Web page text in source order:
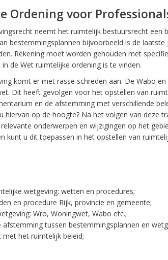
Ordening voor
neemt het ruimtelijk bestuursrecht een
bestemmingsplannen bijvoorbeeld is de laatste
Rekening moet worden gehouden met
de Wet ruimtelijke ordening is te vinden.
komt er met rasse schreden aan. De Wabo
Dit heeft gevolgen voor het opstellen van
en de afstemming met verschillende
hiervan op de hoogte? Na het volgen van deze
onderwerpen en wijzigingen op het
kunt u dit toepassen in het opstellen van
wetgeving: wetten en procedures;
en procedure Rijk, provincie en gemeente;
Wro, Woningwet, Wabo etc.;
afstemming tussen bestemmingsplannen en
met het ruimtelijk beleid;